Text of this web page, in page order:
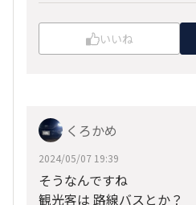
いいね
くろかめ
2024/05/07 19:39
そうなんですね
観光客は 路線バスとか？